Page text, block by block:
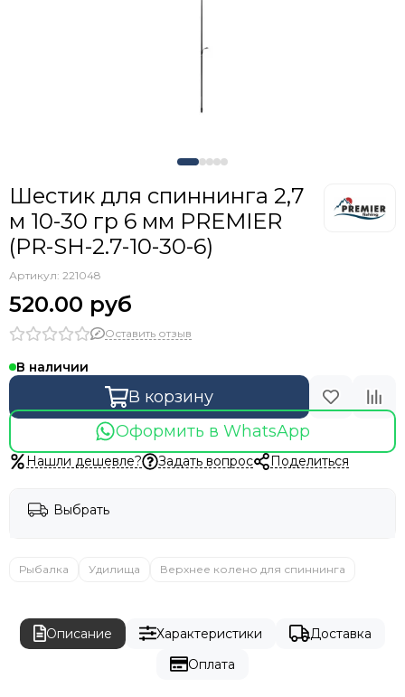
Шестик для спиннинга 2,7
м 10-30 гр 6 мм PREMIER
(PR-SH-2.7-10-30-6)
Артикул: 221048
520.00 руб
Оставить отзыв
В наличии
В корзину
Оформить в WhatsApp
Нашли дешевле? Задать вопрос Поделиться
Выбрать
Рыбалка Удилища Верхнее колено для спиннинга
Описание Характеристики
Доставка
Оплата